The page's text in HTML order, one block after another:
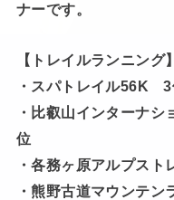
ナーです。
【トレイルランニング】
・スパトレイル56K 3
・比叡山インターナ
位
・各務ヶ原アルプス
・熊野古道マウンテ